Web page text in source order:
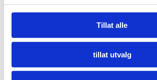
Tillat alle
tillat utvalg